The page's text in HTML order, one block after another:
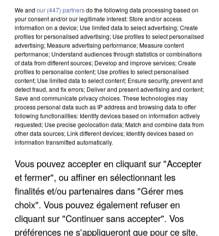
APRÈS TOUTES CES CANICULES, LES REFUGES
DE FAUNE SAUVAGE SONT...
We and our (447) partnersdo the following data processing based on
your consent and/or our legitimate interest: Store and/or access
information on a device; Use limited data to select advertising; Create
profiles for personalised advertising; Use profiles to select personalised
advertising; Measure advertising performance; Measure content
performance; Understand audiences through statistics or combinations
of data from different sources; Develop and improve services; Create
profiles to personalise content; Use profiles to select personalised
content; Use limited data to select content; Ensure security, prevent and
detect fraud, and fix errors; Deliver and present advertising and content;
Save and communicate privacy choices. These technologies may
process personal data such as IP address and browsing data to offer
following functionalities: Identify devices based on information actively
requested; Use precise geolocation data; Match and combine data from
other data sources; Link different devices; Identify devices based on
information transmitted automatically.
Vous pouvez accepter en cliquant sur "Accepter
et fermer", ou affiner en sélectionnant les
finalités et/ou partenaires dans "Gérer mes
choix". Vous pouvez également refuser en
cliquant sur "Continuer sans accepter". Vos
préférences ne s'appliqueront que pour ce site.